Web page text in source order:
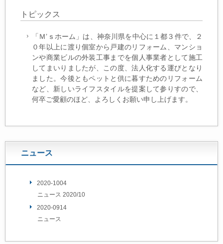
トピックス
「Ｍ’ｓホーム」は、神奈川県を中心に１都３件で、２
０年以上に渡り個室から戸建のリフォーム、マンショ
ンや商業ビルの外装工事までを個人事業者として施工
してまいりましたが、この度、法人化する運びとなり
ました。今後ともペットと供に暮すためのリフォーム
など、新しいライフスタイルを提案して参りすので、
何卒ご愛顧のほど、よろしくお願い申し上げます。
ニュース
2020-1004
ニュース 2020/10
2020-0914
ニュース